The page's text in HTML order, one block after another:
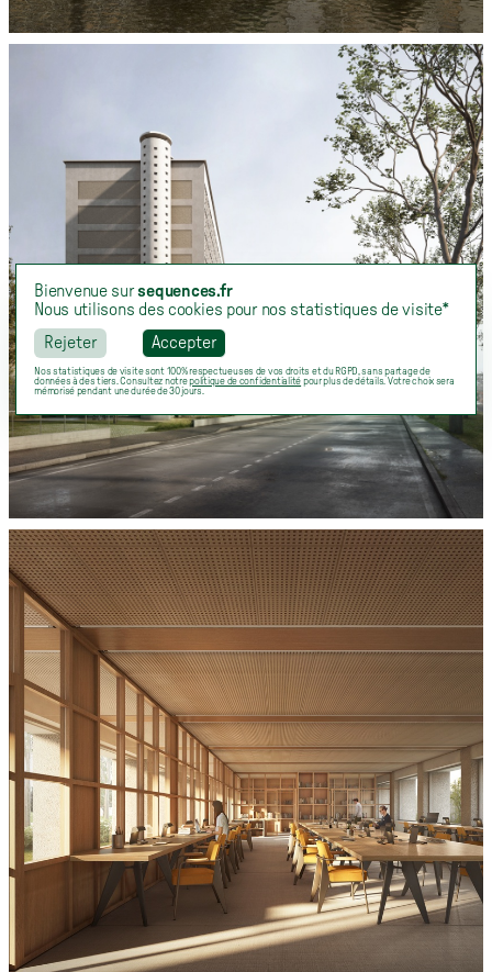
Bienvenue sursequences.fr
Nous utilisons des cookies pour nos statistiques de visite*
Rejeter
Accepter
Nos statistiques de visite sont 100% respectueuses de vos droits et du RGPD, sans partage de
données à des tiers. Consultez notrepolitique de confidentialité pour plus de détails. Votre choix sera
mémorisé pendant une durée de 30 jours.